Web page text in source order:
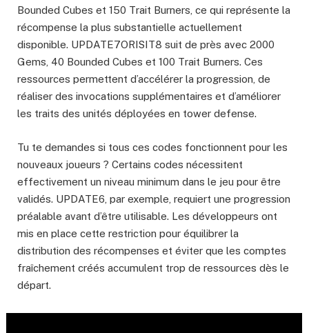
Bounded Cubes et 150 Trait Burners, ce qui représente la
récompense la plus substantielle actuellement
disponible. UPDATE7ORISIT8 suit de près avec 2000
Gems, 40 Bounded Cubes et 100 Trait Burners. Ces
ressources permettent d’accélérer la progression, de
réaliser des invocations supplémentaires et d’améliorer
les traits des unités déployées en tower defense.
Tu te demandes si tous ces codes fonctionnent pour les
nouveaux joueurs ? Certains codes nécessitent
effectivement un niveau minimum dans le jeu pour être
validés. UPDATE6, par exemple, requiert une progression
préalable avant d’être utilisable. Les développeurs ont
mis en place cette restriction pour équilibrer la
distribution des récompenses et éviter que les comptes
fraîchement créés accumulent trop de ressources dès le
départ.